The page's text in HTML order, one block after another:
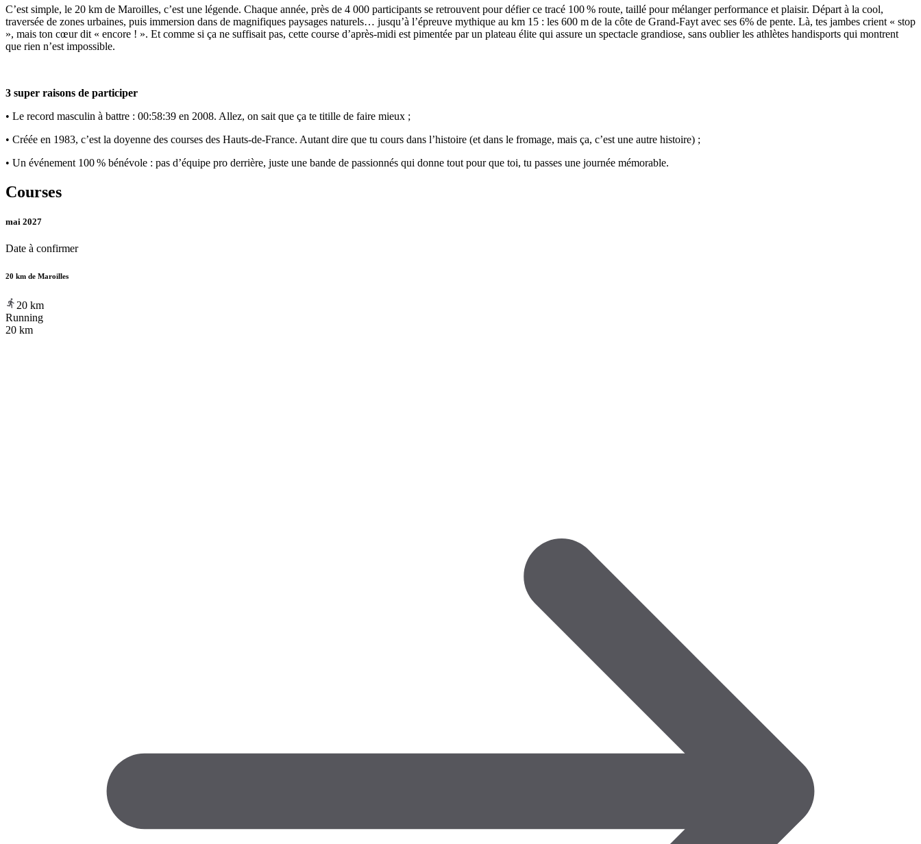
C’est simple, le 20 km de Maroilles, c’est une légende. Chaque année, près de 4 000 participants se retrouvent pour défier ce tracé 100 % route, taillé pour mélanger performance et plaisir. Départ à la cool,
traversée de zones urbaines, puis immersion dans de magnifiques paysages naturels… jusqu’à l’épreuve mythique au km 15 : les 600 m de la côte de Grand-Fayt avec ses 6% de pente. Là, tes jambes crient « stop
», mais ton cœur dit « encore ! ». Et comme si ça ne suffisait pas, cette course d’après-midi est pimentée par un plateau élite qui assure un spectacle grandiose, sans oublier les athlètes handisports qui montrent
que rien n’est impossible.
3 super raisons de participer
• Le record masculin à battre : 00:58:39 en 2008. Allez, on sait que ça te titille de faire mieux ;
• Créée en 1983, c’est la doyenne des courses des Hauts-de-France. Autant dire que tu cours dans l’histoire (et dans le fromage, mais ça, c’est une autre histoire) ;
• Un événement 100 % bénévole : pas d’équipe pro derrière, juste une bande de passionnés qui donne tout pour que toi, tu passes une journée mémorable.
Courses
mai 2027
Date à confirmer
20 km de Maroilles
20 km
Running
20 km